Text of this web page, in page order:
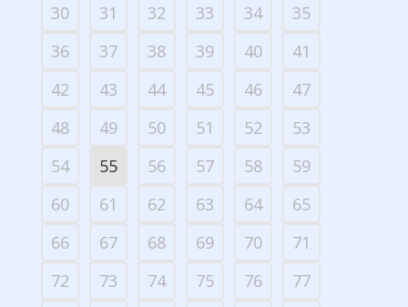
30
31 32 33 34
35
36
37 38 39 40
41
42
43 44 45 46
47
48
49 50 51 52
53
54
55 56 57 58
59
60
61 62 63 64
65
66
67 68 69 70
71
72
73 74 75 76
77